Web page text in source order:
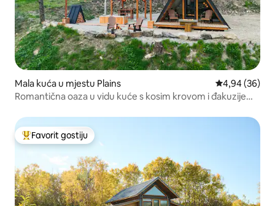
Mala kuća u mjestu Plains prosječna
4,94 (36)
Romantična oaza u vidu kuće s kosim krovom i đakuzijem
Glavni favorit gostiju
Favorit gostiju